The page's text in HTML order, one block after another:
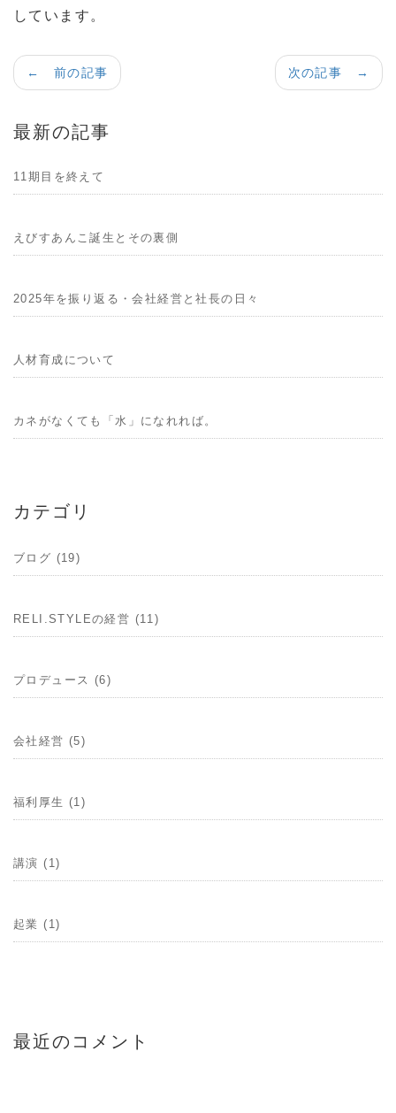
しています。
次の記事 →
← 前の記事
最新の記事
11期目を終えて
えびすあんこ誕生とその裏側
2025年を振り返る・会社経営と社長の日々
人材育成について
カネがなくても「水」になれれば。
カテゴリ
ブログ (19)
RELI.STYLEの経営 (11)
プロデュース (6)
会社経営 (5)
福利厚生 (1)
講演 (1)
起業 (1)
最近のコメント